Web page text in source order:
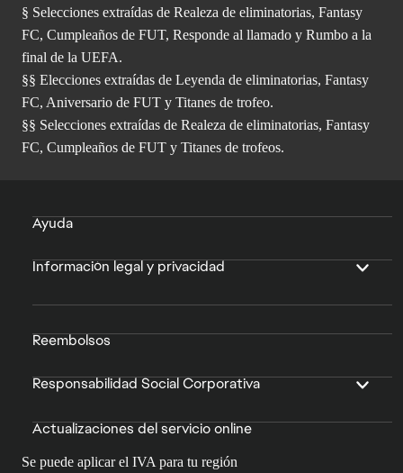
§ Selecciones extraídas de Realeza de eliminatorias, Fantasy
FC, Cumpleaños de FUT, Responde al llamado y Rumbo a la
final de la UEFA.
§§ Elecciones extraídas de Leyenda de eliminatorias, Fantasy
FC, Aniversario de FUT y Titanes de trofeo.
§§ Selecciones extraídas de Realeza de eliminatorias, Fantasy
FC, Cumpleaños de FUT y Titanes de trofeos.
Ayuda
Información legal y privacidad
Reembolsos
Responsabilidad Social Corporativa
Actualizaciones del servicio online
Se puede aplicar el IVA para tu región